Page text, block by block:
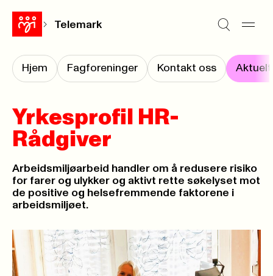
Telemark
Hjem Fagforeninger Kontakt oss Aktuelt
Yrkesprofil HR-
Rådgiver
Arbeidsmiljøarbeid handler om å redusere risiko
for farer og ulykker og aktivt rette søkelyset mot
de positive og helsefremmende faktorene i
arbeidsmiljøet.